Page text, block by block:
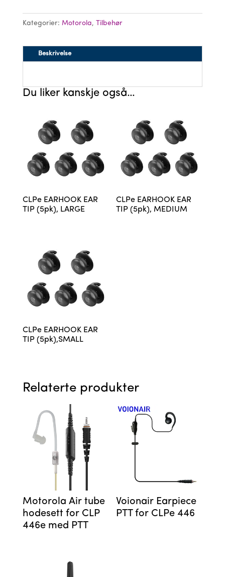
Kategorier: Motorola, Tilbehør
Beskrivelse
Du liker kanskje også…
CLPe EARHOOK EAR
TIP (5pk), LARGE
CLPe EARHOOK EAR
TIP (5pk), MEDIUM
CLPe EARHOOK EAR
TIP (5pk),SMALL
Relaterte produkter
Motorola Air tube
hodesett for CLP
446e med PTT
Voionair Earpiece
PTT for CLPe 446